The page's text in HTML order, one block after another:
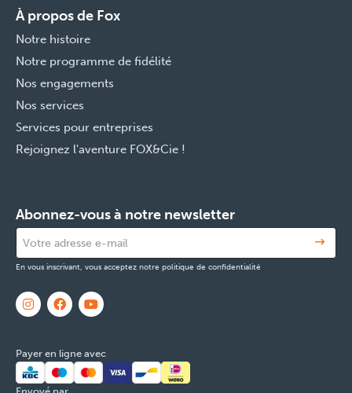
À propos de Fox
Notre histoire
Notre programme de fidélité
Nos engagements
Nos services
Services pour entreprises
Rejoignez l'aventure FOX&Cie !
Abonnez-vous à notre newsletter
En vous inscrivant, vous acceptez notre politique de confidentialité
Payer en ligne avec